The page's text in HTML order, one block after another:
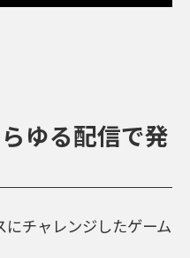
ゆる配信で発
チャレンジしたゲーム